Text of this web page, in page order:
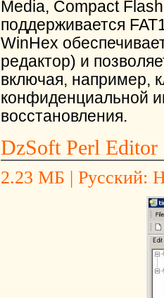
Media, Compact
поддерживается
WinHex
редактор) и
включая, например,
конфиденциальной
восстановления.
DzSoft Perl Editor
2.23 МБ | Русский: